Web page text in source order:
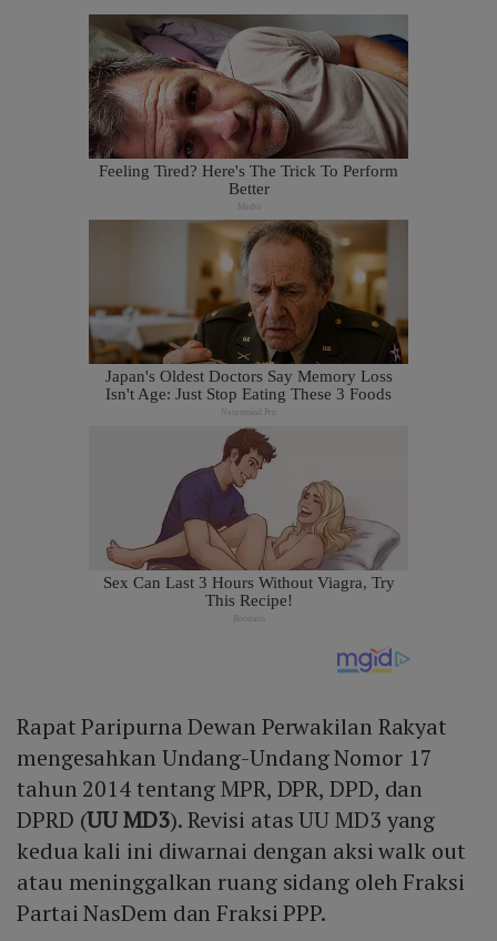
Rapat Paripurna Dewan Perwakilan Rakyat
mengesahkan Undang-Undang Nomor 17
tahun 2014 tentang MPR, DPR, DPD, dan
DPRD (UU MD3). Revisi atas UU MD3 yang
kedua kali ini diwarnai dengan aksi walk out
atau meninggalkan ruang sidang oleh Fraksi
Partai NasDem dan Fraksi PPP.